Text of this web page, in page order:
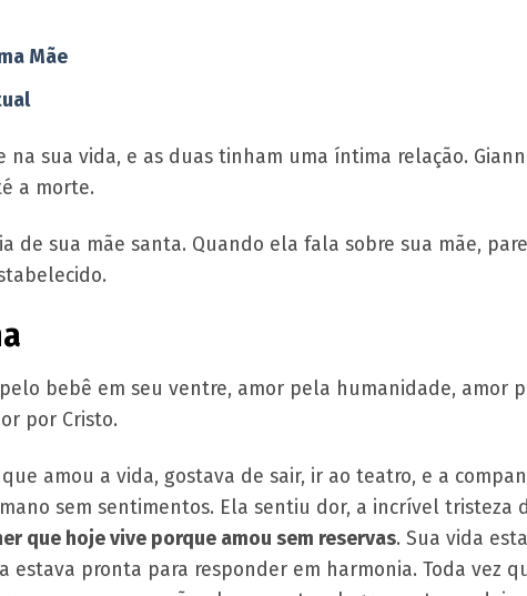
Mãe
sua vida, e as duas tinham uma íntima relação.
a morte.
de sua mãe santa. Quando ela fala sobre sua mãe,
bebê em seu ventre, amor pela humanidade, amor
por Cristo.
amou a vida, gostava de sair, ir ao teatro, e a
sem sentimentos. Ela sentiu dor, a incrível tristeza
que hoje vive porque amou sem reservas. Sua vida
pronta para responder em harmonia. Toda vez